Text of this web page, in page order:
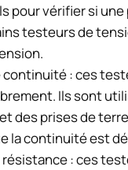
pour vérifier si
testeurs de
continuité : ces
Ils sont
des prises de
la continuité est
résistance : ces